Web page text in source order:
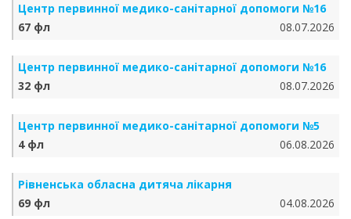
Центр первинної медико-санітарної допомоги №16
67 фл
08.07.2026
Центр первинної медико-санітарної допомоги №16
32 фл
08.07.2026
Центр первинної медико-санітарної допомоги №5
4 фл
06.08.2026
Рівненська обласна дитяча лікарня
69 фл
04.08.2026